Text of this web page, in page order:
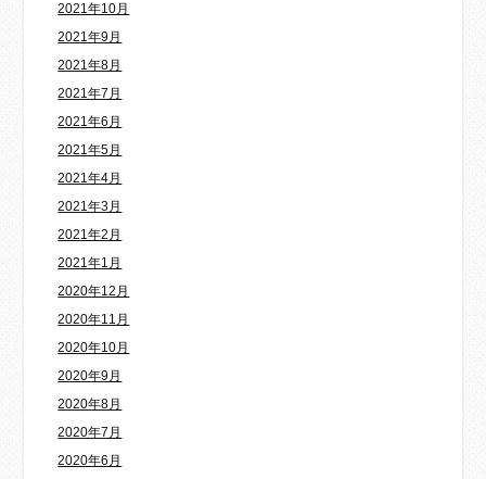
2021年10月
2021年9月
2021年8月
2021年7月
2021年6月
2021年5月
2021年4月
2021年3月
2021年2月
2021年1月
2020年12月
2020年11月
2020年10月
2020年9月
2020年8月
2020年7月
2020年6月